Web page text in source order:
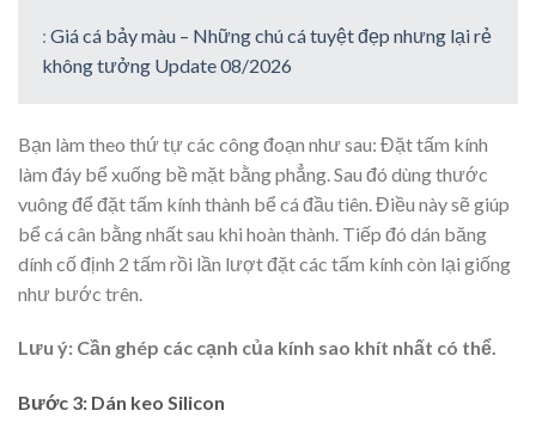
: Giá cá bảy màu – Những chú cá tuyệt đẹp nhưng lại rẻ
không tưởng Update 08/2026
Bạn làm theo thứ tự các công đoạn như sau: Đặt tấm kính
làm đáy bể xuống bề mặt bằng phẳng. Sau đó dùng thước
vuông để đặt tấm kính thành bể cá đầu tiên. Điều này sẽ giúp
bể cá cân bằng nhất sau khi hoàn thành. Tiếp đó dán băng
dính cố định 2 tấm rồi lần lượt đặt các tấm kính còn lại giống
như bước trên.
Lưu ý: Cần ghép các cạnh của kính sao khít nhất có thể.
Bước 3: Dán keo Silicon